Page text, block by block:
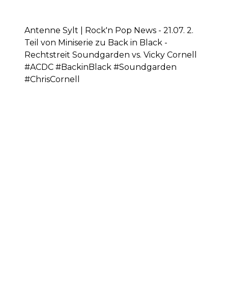
Antenne Sylt | Rock'n Pop News - 21.07. 2.
Teil von Miniserie zu Back in Black -
Rechtstreit Soundgarden vs. Vicky Cornell
#ACDC #BackinBlack #Soundgarden
#ChrisCornell